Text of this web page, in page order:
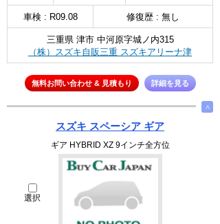
車検 : R09.08 修復歴 : 無し
三重県 津市 中河原字城ノ内315
（株）スズキ自販三重 スズキアリーナ津
無料お問い合わせ & 見積もり 詳細を見る
∧
スズキ スペーシア ギア
ギア HYBRID XZ 9インチ全方位
選択